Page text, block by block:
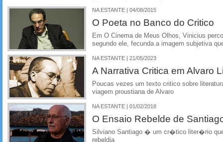
NA ESTANTE | 04/08/2015
O Poeta no Banco do Critico
Em O Cinema de Meus Olhos, Vinicius
segundo ele, fecunda a imagem subjetiva
NA ESTANTE | 21/05/2023
A Narrativa Critica em Alvaro
Poucas vezes um texto critico sobre
viagem proustiana de Alvaro
NA ESTANTE | 01/02/2018
O Ensaio Rebelde de
Silviano Santiago � um cr�tico liter�rio
rebeldia